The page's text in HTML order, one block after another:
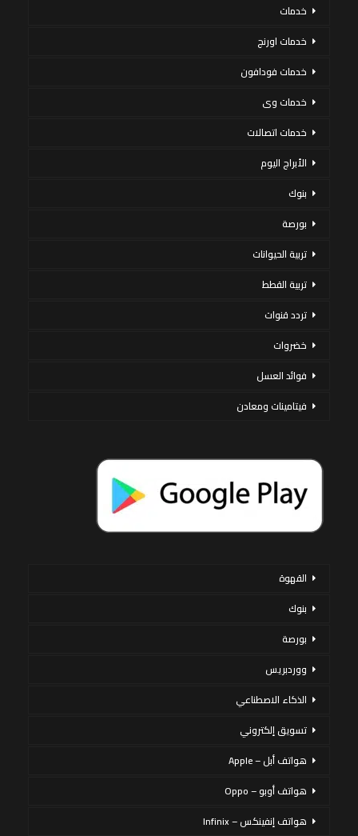
خدمات
خدمات اورنج
خدمات فودافون
خدمات وى
خدمات اتصالات
الأبراج اليوم
بنوك
بورصة
تربية الحيوانات
تربية القطط
تردد قنوات
خضروات
فوائد العسل
فيتامينات ومعادن
القهوة
بنوك
بورصة
ووردبريس
الذكاء الاصطناعي
تسويق إلكتروني
هواتف أبل – Apple
هواتف أوبو – Oppo
هواتف إنفينكس – Infinix